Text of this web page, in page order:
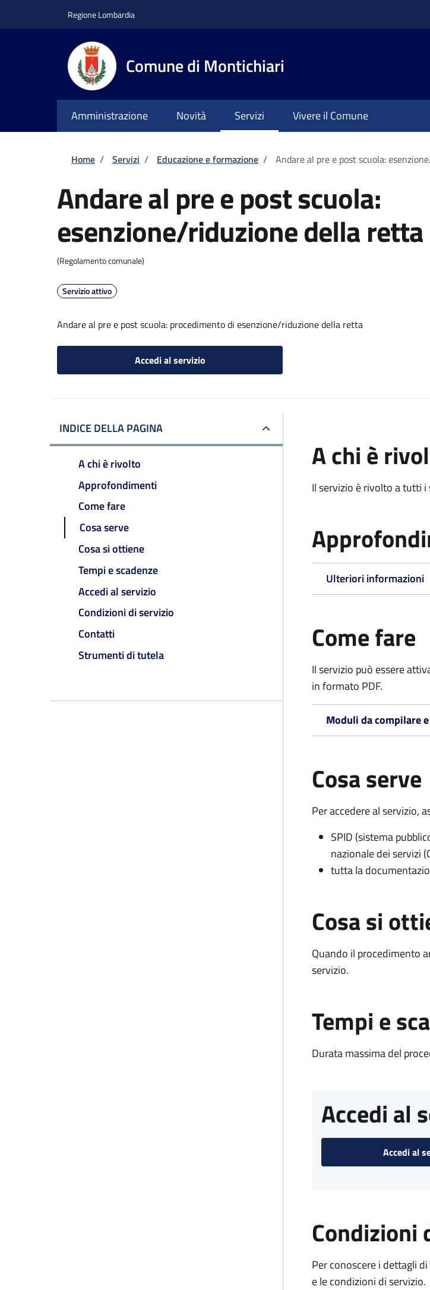
Regione Lombardia
Comune di Montichiari
Amministrazione Novità Servizi Vivere il Comune
Briciole di pane
Home / Servizi / Educazione e formazione / Andare al pre e post scuola:
Andare al pre e post scuola:
esenzione/riduzione della retta
(Regolamento comunale)
Servizio attivo
Andare al pre e post scuola: procedimento di esenzione/riduzione della retta
Accedi al servizio
INDICE DELLA PAGINA
A chi è rivolto
Approfondimenti
Come fare
Cosa serve
Cosa si ottiene
Tempi e scadenze
Accedi al servizio
Condizioni di servizio
Contatti
Strumenti di tutela
A chi è
Il servizio è rivolto a tutti
Ulteriori informazioni
Come fare
Il servizio può essere
in formato PDF.
Moduli da compilare
Cosa serve
Per accedere al servizio,
SPID (sistema
nazionale dei servizi
tutta la
Cosa si
Quando il procedimento
servizio.
Tempi e
Durata massima del
Accedi al
Accedi al
Condizioni
Per conoscere i dettagli
e le condizioni di servizio.